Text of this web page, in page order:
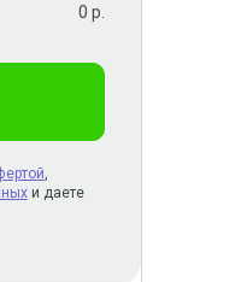
0 р.
,
и даете